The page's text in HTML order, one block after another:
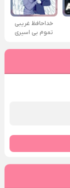
خداحافظ غریبی
تموم بی اسیری